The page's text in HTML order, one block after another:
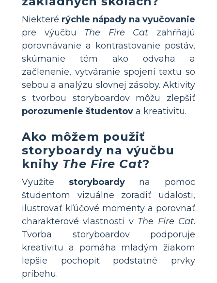
Niekteré rýchle nápady na vyučovanie
pre výučbu The Fire Cat zahŕňajú
porovnávanie a kontrastovanie postáv,
skúmanie tém ako odvaha a
začlenenie, vytváranie spojení textu so
sebou a analýzu slovnej zásoby. Aktivity
s tvorbou storyboardov môžu zlepšiť
porozumenie študentov a kreativitu.
Ako môžem použiť
storyboardy na výučbu
knihy The Fire Cat?
Využite storyboardyna pomoc
študentom vizuálne zoradiť udalosti,
ilustrovať kľúčové momenty a porovnať
charakterové vlastnosti v The Fire Cat.
Tvorba storyboardov podporuje
kreativitu a pomáha mladým žiakom
lepšie pochopiť podstatné prvky
príbehu.